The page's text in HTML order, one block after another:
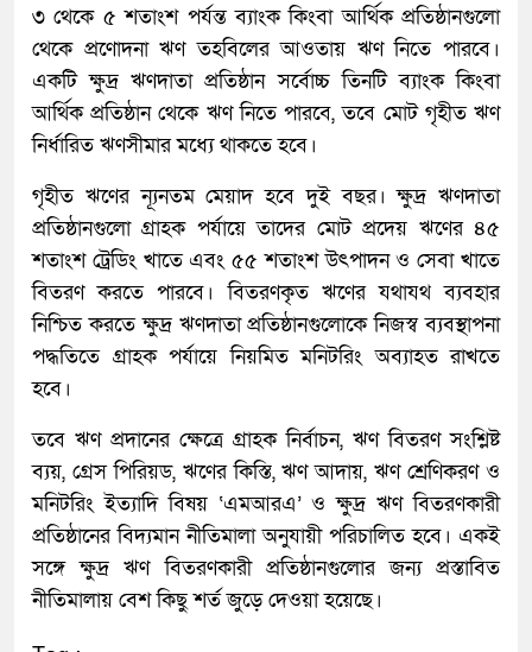
৩ থেকে ৫ শতাংশ পর্যন্ত ব্যাংক কিংবা আর্থিক প্রতিষ্ঠানগুলো
থেকে প্রণোদনা ঋণ তহবিলের আওতায় ঋণ নিতে পারবে।
একটি ক্ষুদ্র ঋণদাতা প্রতিষ্ঠান সর্বোচ্চ তিনটি ব্যাংক কিংবা
আর্থিক প্রতিষ্ঠান থেকে ঋণ নিতে পারবে, তবে মোট গৃহীত ঋণ
নির্ধারিত ঋণসীমার মধ্যে থাকতে হবে।
গৃহীত ঋণের ন্যূনতম মেয়াদ হবে দুই বছর। ক্ষুদ্র ঋণদাতা
প্রতিষ্ঠানগুলো গ্রাহক পর্যায়ে তাদের মোট প্রদেয় ঋণের ৪৫
শতাংশ ট্রেডিং খাতে এবং ৫৫ শতাংশ উৎপাদন ও সেবা খাতে
বিতরণ করতে পারবে। বিতরণকৃত ঋণের যথাযথ ব্যবহার
নিশ্চিত করতে ক্ষুদ্র ঋণদাতা প্রতিষ্ঠানগুলোকে নিজস্ব ব্যবস্থাপনা
পদ্ধতিতে গ্রাহক পর্যায়ে নিয়মিত মনিটরিং অব্যাহত রাখতে
হবে।
তবে ঋণ প্রদানের ক্ষেত্রে গ্রাহক নির্বাচন, ঋণ বিতরণ সংশ্লিষ্ট
ব্যয়, গ্রেস পিরিয়ড, ঋণের কিস্তি, ঋণ আদায়, ঋণ শ্রেণিকরণ ও
মনিটরিং ইত্যাদি বিষয় ‘এমআরএ’ ও ক্ষুদ্র ঋণ বিতরণকারী
প্রতিষ্ঠানের বিদ্যমান নীতিমালা অনুযায়ী পরিচালিত হবে। একই
সঙ্গে ক্ষুদ্র ঋণ বিতরণকারী প্রতিষ্ঠানগুলোর জন্য প্রস্তাবিত
নীতিমালায় বেশ কিছু শর্ত জুড়ে দেওয়া হয়েছে।